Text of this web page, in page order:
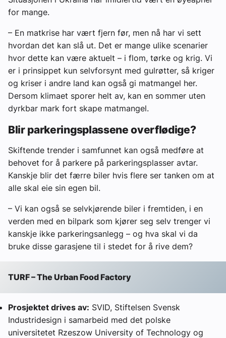
for mange.
– En matkrise har vært fjern før, men nå har vi sett
hvordan det kan slå ut. Det er mange ulike scenarier
hvor dette kan være aktuelt – i flom, tørke og krig. Vi
er i prinsippet kun selvforsynt med gulrøtter, så kriger
og kriser i andre land kan også gi matmangel her.
Dersom klimaet sporer helt av, kan en sommer uten
dyrkbar mark fort skape matmangel.
Blir parkeringsplassene overflødige?
Skiftende trender i samfunnet kan også medføre at
behovet for å parkere på parkeringsplasser avtar.
Kanskje blir det færre biler hvis flere ser tanken om at
alle skal eie sin egen bil.
– Vi kan også se selvkjørende biler i fremtiden, i en
verden med en bilpark som kjører seg selv trenger vi
kanskje ikke parkeringsanlegg – og hva skal vi da
bruke disse garasjene til i stedet for å rive dem?
TURF – The Urban Food Factory
Prosjektet drives av: SVID, Stiftelsen Svensk
Industridesign i samarbeid med det polske
universitetet Rzeszow University of Technology og